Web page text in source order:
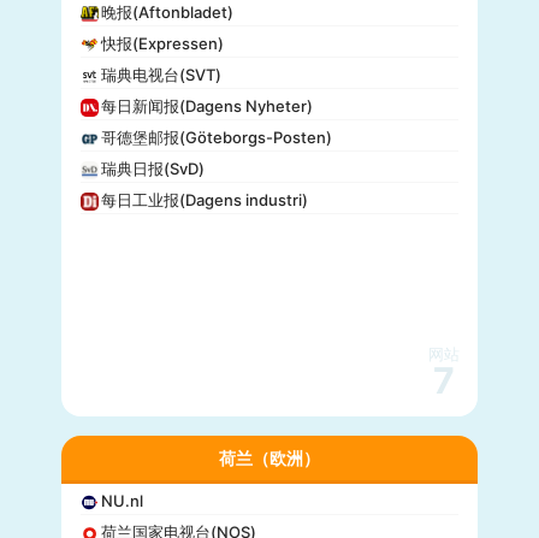
晚报(Aftonbladet)
快报(Expressen)
瑞典电视台(SVT)
每日新闻报(Dagens Nyheter)
哥德堡邮报(Göteborgs-Posten)
瑞典日报(SvD)
每日工业报(Dagens industri)
网站
7
荷兰（欧洲）
NU.nl
荷兰国家电视台(NOS)